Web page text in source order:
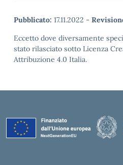
Pubblicato: 17.11.2022 -
Eccetto dove diversamente
stato rilasciato sotto Licenza
Attribuzione 4.0 Italia.